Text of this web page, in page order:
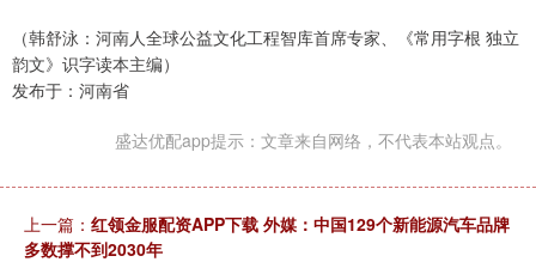
（韩舒泳：河南人全球公益文化工程智库首席专家、《常用字根 独立
韵文》识字读本主编）
发布于：河南省
盛达优配app提示：文章来自网络，不代表本站观点。
上一篇： 红领金服配资APP下载 外媒：中国129个新能源汽车品牌
多数撑不到2030年